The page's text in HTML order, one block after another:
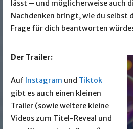
lässt – und möglicherweise auch
Nachdenken bringt, wie du selbst
Frage für dich beantworten
Der Trailer:
Auf Instagram und Tiktok
gibt es auch einen kleinen
Trailer (sowie weitere kleine
Videos zum Titel-Reveal und